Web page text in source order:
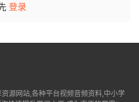
登录
源网站,各种平台视频音频资料,中小学